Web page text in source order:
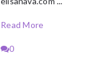
Read More
0